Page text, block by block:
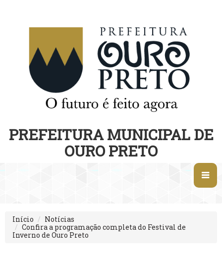
PREFEITURA MUNICIPAL DE
OURO PRETO
Início
Notícias
Confira a programação completa do Festival de
Inverno de Ouro Preto